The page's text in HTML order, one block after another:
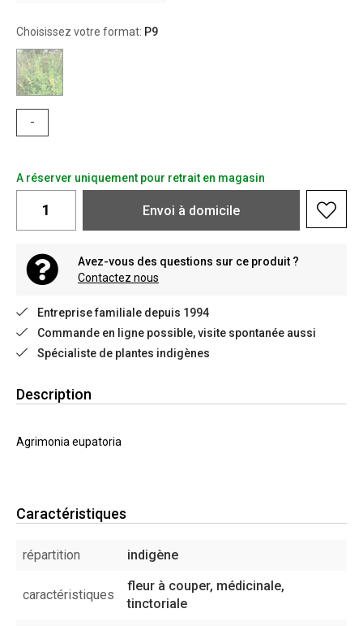
Choisissez votre format: P9
-
A réserver uniquement pour retrait en magasin
Envoi à domicile
Avez-vous des questions sur ce produit ?
Contactez nous
Entreprise familiale depuis 1994
Commande en ligne possible, visite spontanée aussi
Spécialiste de plantes indigènes
Description
Agrimonia eupatoria
Caractéristiques
répartition indigène
caractéristiques
fleur à couper, médicinale,
tinctoriale